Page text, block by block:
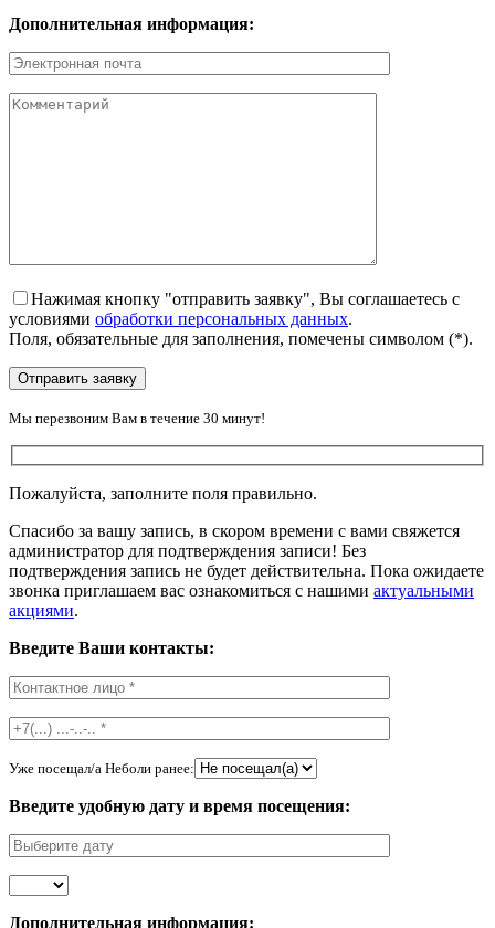
Дополнительная информация:
Нажимая кнопку "отправить заявку", Вы соглашаетесь с
условиями обработки персональных данных.
Поля, обязательные для заполнения, помечены символом (*).
Мы перезвоним Вам в течение 30 минут!
Пожалуйста, заполните поля правильно.
Спасибо за вашу запись, в скором времени с вами свяжется
администратор для подтверждения записи! Без
подтверждения запись не будет действительна. Пока ожидаете
звонка приглашаем вас ознакомиться с нашими актуальными
акциями.
Введите Ваши контакты:
Уже посещал/а Неболи ранее:
Введите удобную дату и время посещения:
Дополнительная информация: